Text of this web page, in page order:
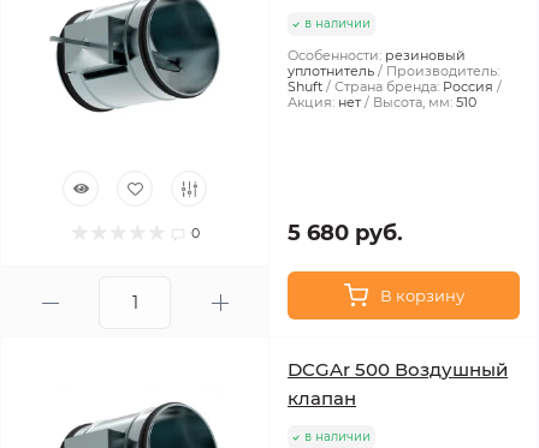
0
в наличии
Особенности: резиновый
уплотнитель
Производитель:
Shuft
Страна бренда: Россия
Акция: нет Высота, мм: 510
5 680 руб.
В корзину
DCGAr 500 Воздушный
клапан
в наличии